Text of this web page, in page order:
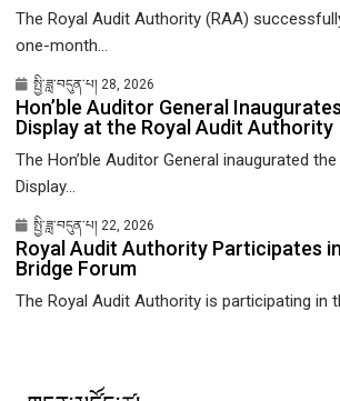
The Royal Audit Authority (RAA)
one-month...
སྤྱི་ཟླ་བདུན་པ། 28, 2026
Hon’ble Auditor General
Display at the Royal Audit Authority
The Hon’ble Auditor General inaugurated
Display...
སྤྱི་ཟླ་བདུན་པ། 22, 2026
Royal Audit Authority Participates
Bridge Forum
The Royal Audit Authority is participating in